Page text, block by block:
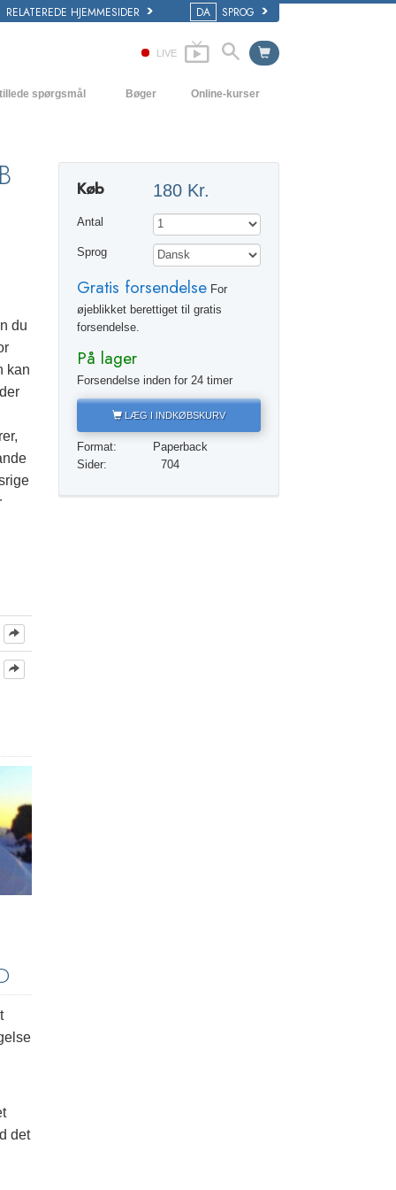
RELATEREDE HJEMMESIDER DA SPROG
LIVE
spørgsmål
organisationerne
Bøger
Lydbøger
Introducerende foredrag
Online-kurser
Tilværelsens dynamikker
Forståelse
Løsninger til hjælp mod de farlige
Integritet og ærlighed
Følelsernes toneskala
Løsningen på stoffer
Børn
du
kan
Køb 180 Kr.
Antal
Sprog
Gratis forsendelseFor
øjeblikket berettiget til gratis
forsendelse.
På lager
Forsendelse inden for 24 timer
LÆG I INDKØBSKURV
Format:
Paperback
Sider:
704
det